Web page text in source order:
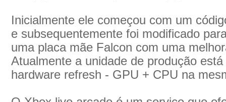
Inicialmente ele começou com um
e subsequentemente foi modificado
uma placa mãe Falcon com uma
Atualmente a unidade de produção
hardware refresh - GPU + CPU na